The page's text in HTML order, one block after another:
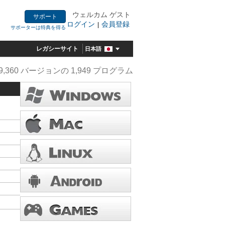
サポート
サポーターは特典を得る
ウェルカム ゲスト
ログイン | 会員登録
レガシーサイト 日本語
バージョンの 1,949 プログラム